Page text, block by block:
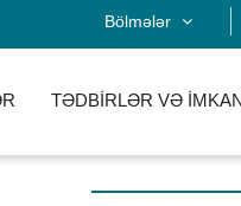
Bölmələr
TƏDBİRLƏR VƏ